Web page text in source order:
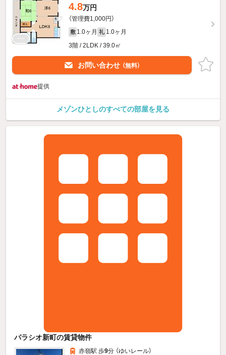
4.8万円
（管理費1,000円）
敷 1.0ヶ月 礼 1.0ヶ月
3階 / 2LDK / 39.0㎡
お問い合わせ （無料）
提供
メゾンひとしのすべての部屋を見る
パラシオ新町の賃貸物件
赤嶺駅 歩9分 （ゆいレール）